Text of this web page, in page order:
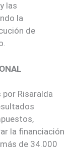
las
la
de
Risaralda
la financiación
de 34.000